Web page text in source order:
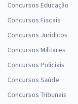
Concursos Educação
Concursos Fiscais
Concursos Jurídicos
Concursos Militares
Concursos Policiais
Concursos Saúde
Concursos Tribunais